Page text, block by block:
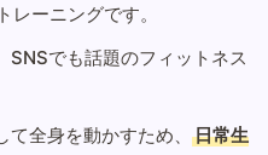
レーニングです。
SNSでも話題のフィットネス
全身を動かすため、
日常生